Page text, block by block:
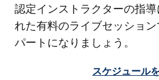
認定インストラクターの指
れた有料のライブセッショ
パートになりましょう。
スケジュール